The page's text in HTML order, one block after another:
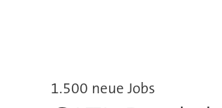
1.500 neue Jobs